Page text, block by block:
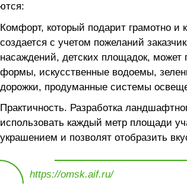
Комфорт, который подарит грамотно и
создается с учетом пожеланий
насаждений, детских площадок,
формы, искусственные водоемы,
дорожки, продуманные системы
Практичность. Разработка
использовать каждый метр площади
украшением и позволят отобразить
https://omsk.aif.ru/